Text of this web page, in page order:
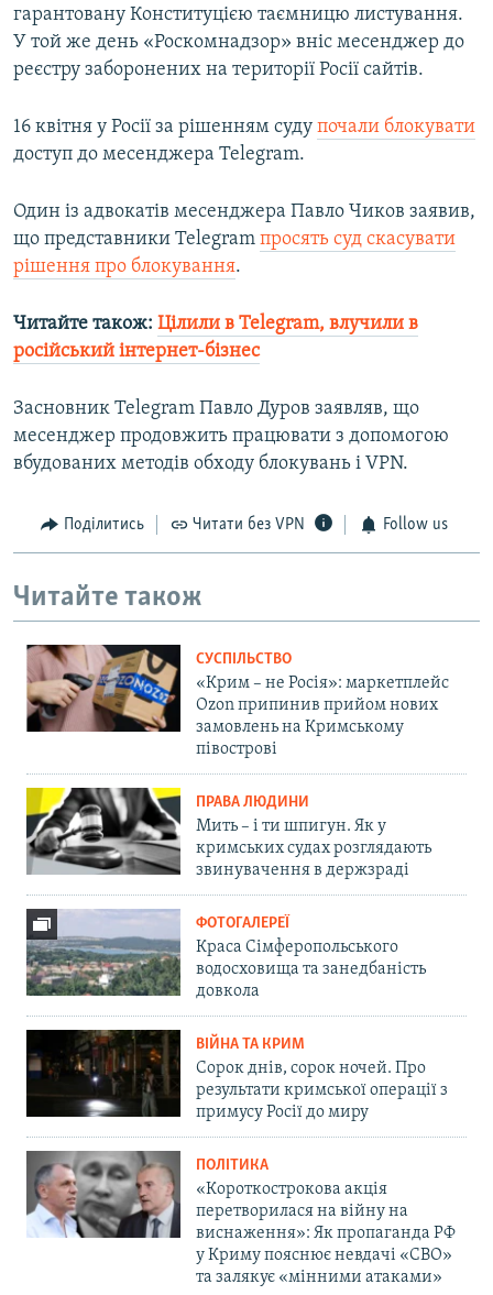
гарантовану Конституцією таємницю листування.
У той же день «Роскомнадзор» вніс месенджер до
реєстру заборонених на території Росії сайтів.
16 квітня у Росії за рішенням суду почали блокувати
доступ до месенджера Telegram.
Один із адвокатів месенджера Павло Чиков заявив,
що представники Telegram просять суд скасувати
рішення про блокування.
Читайте також: Цілили в Telegram, влучили в
російський інтернет-бізнес
Засновник Telegram Павло Дуров заявляв, що
месенджер продовжить працювати з допомогою
вбудованих методів обходу блокувань і VPN.
Поділитись Читати без VPN Follow us
Читайте також
СУСПІЛЬСТВО
«Крим – не Росія»: маркетплейс
Ozon припинив прийом нових
замовлень на Кримському
півострові
ПРАВА ЛЮДИНИ
Мить – і ти шпигун. Як у
кримських судах розглядають
звинувачення в держзраді
ФОТОГАЛЕРЕЇ
Краса Сімферопольського
водосховища та занедбаність
довкола
ВІЙНА ТА КРИМ
Сорок днів, сорок ночей. Про
результати кримської операції з
примусу Росії до миру
ПОЛІТИКА
«Короткострокова акція
перетворилася на війну на
виснаження»: Як пропаганда РФ
у Криму пояснює невдачі «СВО»
та залякує «мінними атаками»